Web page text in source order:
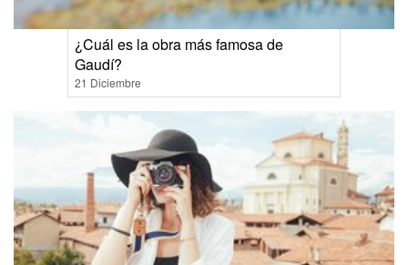
¿Cuál es la obra más famosa de
Gaudí?
21 Diciembre